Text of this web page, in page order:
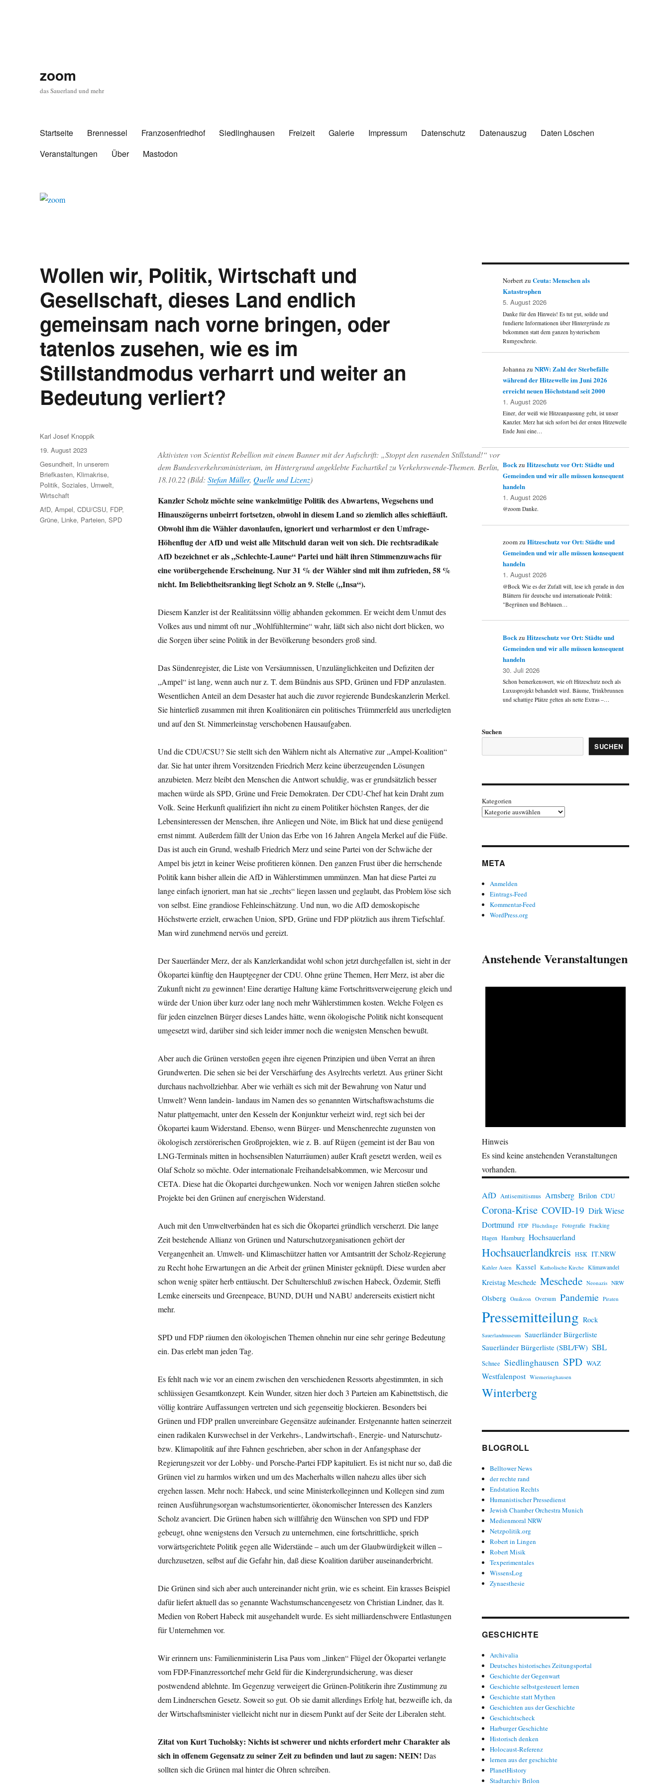
zoom
das Sauerland und mehr
Startseite Brennessel Franzosenfriedhof Siedlinghausen Freizeit Galerie Impressum Datenschutz Datenauszug
Daten Löschen
Veranstaltungen
Über Mastodon
Wollen wir, Politik, Wirtschaft und
Gesellschaft, dieses Land endlich
gemeinsam nach vorne bringen, oder
tatenlos zusehen, wie es im
Stillstandmodus verharrt und weiter an
Bedeutung verliert?
Aktivisten von Scientist Rebellion mit einem Banner mit der Aufschrift: „Stoppt den rasenden Stillstand!“ vor
dem Bundesverkehrsministerium, im Hintergrund angeklebte Fachartikel zu Verkehrswende-Themen. Berlin,
18.10.22 (Bild: StefanMüller, Quelle und Lizenz)
Kanzler Scholz möchte seine wankelmütige Politik des Abwartens, Wegsehens und
Hinauszögerns unbeirrt fortsetzen, obwohl in diesem Land so ziemlich alles schiefläuft.
Obwohl ihm die Wähler davonlaufen, ignoriert und verharmlost er den Umfrage-
Höhenflug der AfD und weist alle Mitschuld daran weit von sich. Die rechtsradikale
AfD bezeichnet er als „Schlechte-Laune“ Partei und hält ihren Stimmenzuwachs für
eine vorübergehende Erscheinung. Nur 31 % der Wähler sind mit ihm zufrieden, 58 %
nicht. Im Beliebtheitsranking liegt Scholz an 9. Stelle („Insa“).
Diesem Kanzler ist der Realitätssinn völlig abhanden gekommen. Er weicht dem Unmut des
Volkes aus und nimmt oft nur „Wohlfühltermine“ wahr, läßt sich also nicht dort blicken, wo
die Sorgen über seine Politik in der Bevölkerung besonders groß sind.
Das Sündenregister, die Liste von Versäumnissen, Unzulänglichkeiten und Defiziten der
„Ampel“ ist lang, wenn auch nur z. T. dem Bündnis aus SPD, Grünen und FDP anzulasten.
Wesentlichen Anteil an dem Desaster hat auch die zuvor regierende Bundeskanzlerin Merkel.
Sie hinterließ zusammen mit ihren Koalitionären ein politisches Trümmerfeld aus unerledigten
und auf den St. Nimmerleinstag verschobenen Hausaufgaben.
Und die CDU/CSU? Sie stellt sich den Wählern nicht als Alternative zur „Ampel-Koalition“
dar. Sie hat unter ihrem Vorsitzenden Friedrich Merz keine überzeugenden Lösungen
anzubieten. Merz bleibt den Menschen die Antwort schuldig, was er grundsätzlich besser
machen würde als SPD, Grüne und Freie Demokraten. Der CDU-Chef hat kein Draht zum
Volk. Seine Herkunft qualifiziert ihn nicht zu einem Politiker höchsten Ranges, der die
Lebensinteressen der Menschen, ihre Anliegen und Nöte, im Blick hat und diese genügend
ernst nimmt. Außerdem fällt der Union das Erbe von 16 Jahren Angela Merkel auf die Füße.
Das ist auch ein Grund, weshalb Friedrich Merz und seine Partei von der Schwäche der
Ampel bis jetzt in keiner Weise profitieren können. Den ganzen Frust über die herrschende
Politik kann bisher allein die AfD in Wählerstimmen ummünzen. Man hat diese Partei zu
lange einfach ignoriert, man hat sie „rechts“ liegen lassen und geglaubt, das Problem löse sich
von selbst. Eine grandiose Fehleinschätzung. Und nun, wo die AfD demoskopische
Höchstwerte erzielt, erwachen Union, SPD, Grüne und FDP plötzlich aus ihrem Tiefschlaf.
Man wird zunehmend nervös und gereizt.
Der Sauerländer Merz, der als Kanzlerkandidat wohl schon jetzt durchgefallen ist, sieht in der
Ökopartei künftig den Hauptgegner der CDU. Ohne grüne Themen, Herr Merz, ist aber die
Zukunft nicht zu gewinnen! Eine derartige Haltung käme Fortschrittsverweigerung gleich und
würde der Union über kurz oder lang noch mehr Wählerstimmen kosten. Welche Folgen es
für jeden einzelnen Bürger dieses Landes hätte, wenn ökologische Politik nicht konsequent
umgesetzt wird, darüber sind sich leider immer noch die wenigsten Menschen bewußt.
Aber auch die Grünen verstoßen gegen ihre eigenen Prinzipien und üben Verrat an ihren
Grundwerten. Die sehen sie bei der Verschärfung des Asylrechts verletzt. Aus grüner Sicht
durchaus nachvollziehbar. Aber wie verhält es sich mit der Bewahrung von Natur und
Umwelt? Wenn landein- landaus im Namen des so genannten Wirtschaftswachstums die
Natur plattgemacht, unter den Kesseln der Konjunktur verheizt wird, regt sich bei der
Ökopartei kaum Widerstand. Ebenso, wenn Bürger- und Menschenrechte zugunsten von
ökologisch zerstörerischen Großprojekten, wie z. B. auf Rügen (gemeint ist der Bau von
LNG-Terminals mitten in hochsensiblen Naturräumen) außer Kraft gesetzt werden, weil es
Olaf Scholz so möchte. Oder internationale Freihandelsabkommen, wie Mercosur und
CETA. Diese hat die Ökopartei durchgewunken. Noch vor wenigen Jahren stießen solche
Projekte bei den Grünen auf energischen Widerstand.
Auch mit den Umweltverbänden hat es sich die Ökopartei gründlich verscherzt. Die lange
Zeit bestehende Allianz von Grünen und Naturschutzorganisationen gehört der
Vergangenheit an. Umwelt- und Klimaschützer hatten vor Amtsantritt der Scholz-Regierung
zu Recht hohe Erwartungen an die Arbeit der grünen Minister geknüpft. Diese wurden aber
schon wenig später herb enttäuscht. Der Schulterschluß zwischen Habeck, Özdemir, Steffi
Lemke einerseits und Greenpeace, BUND, DUH und NABU andererseits existiert nicht
mehr.
SPD und FDP räumen den ökologischen Themen ohnehin nur eine sehr geringe Bedeutung
ein. Das erlebt man jeden Tag.
Es fehlt nach wie vor an einem zwischen den verschiedenen Ressorts abgestimmten, in sich
schlüssigen Gesamtkonzept. Kein Wunder, sitzen hier doch 3 Parteien am Kabinettstisch, die
völlig konträre Auffassungen vertreten und sich gegenseitig blockieren. Besonders bei
Grünen und FDP prallen unvereinbare Gegensätze aufeinander. Erstgenannte hatten seinerzeit
einen radikalen Kurswechsel in der Verkehrs-, Landwirtschaft-, Energie- und Naturschutz-
bzw. Klimapolitik auf ihre Fahnen geschrieben, aber schon in der Anfangsphase der
Regierungszeit vor der Lobby- und Porsche-Partei FDP kapituliert. Es ist nicht nur so, daß die
Grünen viel zu harmlos wirken und um des Macherhalts willen nahezu alles über sich
ergehen lassen. Mehr noch: Habeck, und seine Ministerkolleginnen und Kollegen sind zum
reinen Ausführungsorgan wachstumsorientierter, ökonomischer Interessen des Kanzlers
Scholz avanciert. Die Grünen haben sich willfährig den Wünschen von SPD und FDP
gebeugt, ohne wenigstens den Versuch zu unternehmen, eine fortschrittliche, sprich
vorwärtsgerichtete Politik gegen alle Widerstände – auch um der Glaubwürdigkeit willen –
durchzusetzen, selbst auf die Gefahr hin, daß diese Koalition darüber auseinanderbricht.
Die Grünen sind sich aber auch untereinander nicht grün, wie es scheint. Ein krasses Beispiel
dafür liefert aktuell das so genannte Wachstumschancengesetz von Christian Lindner, das lt.
Medien von Robert Habeck mit ausgehandelt wurde. Es sieht milliardenschwere Entlastungen
für Unternehmen vor.
Wir erinnern uns: Familienministerin Lisa Paus vom „linken“ Flügel der Ökopartei verlangte
vom FDP-Finanzressortchef mehr Geld für die Kindergrundsicherung, was dieser
postwendend ablehnte. Im Gegenzug verweigert die Grünen-Politikerin ihre Zustimmung zu
dem Lindnerschen Gesetz. Soweit so gut. Ob sie damit allerdings Erfolg hat, bezweifle ich, da
der Wirtschaftsminister vielleicht nicht nur in diesem Punkt auf der Seite der Liberalen steht.
Zitat von Kurt Tucholsky: Nichts ist schwerer und nichts erfordert mehr Charakter als
sich in offenem Gegensatz zu seiner Zeit zu befinden und laut zu sagen: NEIN! Das
sollten sich die Grünen mal hinter die Ohren schreiben.
Autor
Karl Josef Knoppik
Veröffentlicht
am
19. August 2023
Kategorien
Gesundheit, In unserem
Briefkasten, Klimakrise,
Politik,Soziales, Umwelt,
Wirtschaft
Schlagwörter
AfD,Ampel,CDU/CSU, FDP,
Grüne, Linke, Parteien,SPD
NorbertzuCeuta: Menschen als
Katastrophen
5. August 2026
Danke für den Hinweis! Es tut gut, solide und
fundierte Informationen über Hintergründe zu
bekommen statt dem ganzen hysterischem
Rumgeschreie.
JohannazuNRW: Zahl der Sterbefälle
während der Hitzewelle im Juni 2026
erreicht neuen Höchststand seit 2000
1. August 2026
Einer, der weiß wie Hitzeanpassung geht, ist unser
Kanzler. Merz hat sich sofort bei der ersten Hitzewelle
Ende Juni eine…
BockzuHitzeschutz vor Ort: Städte und
Gemeinden und wir alle müssen konsequent
handeln
1. August 2026
@zoom Danke.
zoomzuHitzeschutz vor Ort: Städte und
Gemeinden und wir alle müssen konsequent
handeln
1. August 2026
@Bock Wie es der Zufall will, lese ich gerade in den
Blättern für deutsche und internationale Politik:
"Begrünen und Beblauen…
BockzuHitzeschutz vor Ort: Städte und
Gemeinden und wir alle müssen konsequent
handeln
30. Juli 2026
Schon bemerkenswert, wie oft Hitzeschutz noch als
Luxusprojekt behandelt wird. Bäume, Trinkbrunnen
und schattige Plätze gelten als nette Extras –…
Suchen
SUCHEN
Kategorien
META
Anmelden
Eintrags-Feed
Kommentar-Feed
WordPress.org
Anstehende Veranstaltungen
Hinweis
Es sind keine anstehenden Veranstaltungen
vorhanden.
AfD Antisemitismus Arnsberg Brilon CDU
Corona-Krise COVID-19 Dirk Wiese
Dortmund FDP Flüchtlinge Fotografie Fracking
Hagen Hamburg Hochsauerland
Hochsauerlandkreis HSK IT.NRW
Kahler Asten Kassel Katholische Kirche Klimawandel
Kreistag Meschede Meschede Neonazis NRW
Olsberg Omikron Oversum Pandemie Piraten
Pressemitteilung Rock
Sauerlandmuseum Sauerländer Bürgerliste
Sauerländer Bürgerliste (SBL/FW) SBL
Schnee Siedlinghausen SPD WAZ
Westfalenpost Wiemeringhausen
Winterberg
BLOGROLL
Belltower News
der rechte rand
Endstation Rechts
Humanistischer Pressedienst
Jewish Chamber Orchestra Munich
Medienmoral NRW
Netzpolitik.org
Robert in Lingen
Robert Misik
Texperimentales
WissensLog
Zynaesthesie
GESCHICHTE
Archivalia
Deutsches historisches Zeitungsportal
Geschichte der Gegenwart
Geschichte selbstgesteuert lernen
Geschichte statt Mythen
Geschichten aus der Geschichte
Geschichtscheck
Harburger Geschichte
Historisch denken
Holocaust-Referenz
lernen aus der geschichte
PlanetHistory
Stadtarchiv Brilon